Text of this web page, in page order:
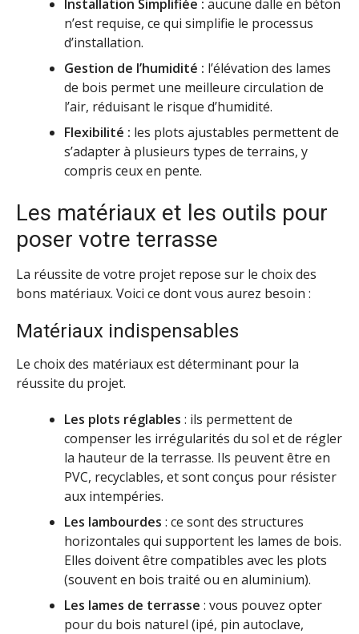
Installation Simplifiée : aucune dalle en béton
n’est requise, ce qui simplifie le processus
d’installation.
Gestion de l’humidité : l’élévation des lames
de bois permet une meilleure circulation de
l’air, réduisant le risque d’humidité.
Flexibilité : les plots ajustables permettent de
s’adapter à plusieurs types de terrains, y
compris ceux en pente.
Les matériaux et les outils pour
poser votre terrasse
La réussite de votre projet repose sur le choix des
bons matériaux. Voici ce dont vous aurez besoin :
Matériaux indispensables
Le choix des matériaux est déterminant pour la
réussite du projet.
Les plots réglables : ils permettent de
compenser les irrégularités du sol et de régler
la hauteur de la terrasse. Ils peuvent être en
PVC, recyclables, et sont conçus pour résister
aux intempéries.
Les lambourdes : ce sont des structures
horizontales qui supportent les lames de bois.
Elles doivent être compatibles avec les plots
(souvent en bois traité ou en aluminium).
Les lames de terrasse : vous pouvez opter
pour du bois naturel (ipé, pin autoclave,